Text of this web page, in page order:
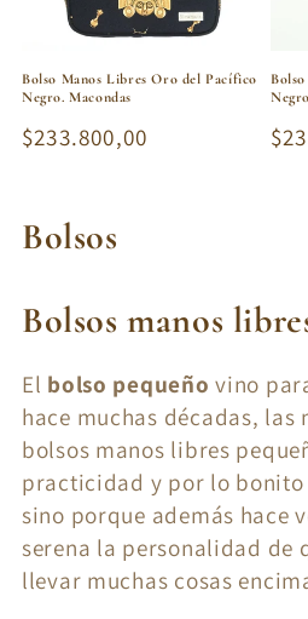
Bolso Manos Libres Oro del Pacífico
Negro. Macondas
Precio
$233.800,00
C
l
e
c
c
i
ó
Bolsos
Bolsos manos
El bolso pequeño vino
hace muchas décadas, las
bolsos manos libres
practicidad y por lo bonito
sino porque además hace
serena la personalidad de
llevar muchas cosas